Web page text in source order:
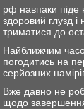
рф навпаки піде
здоровий глузд і
триматися до
Найближчим
погодитись на
серйозних
Вже давно не
щодо